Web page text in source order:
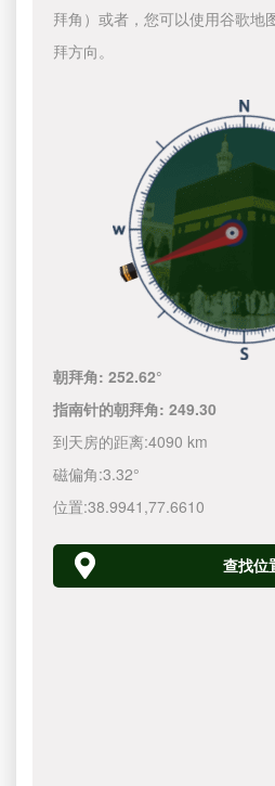
拜角）或者，您可以使用谷歌地
拜方向。
朝拜角:252.62°
指南针的朝拜角:249.30
到天房的距离:4090 km
磁偏角:3.32°
位置:38.9941 ,77.6610
查找位